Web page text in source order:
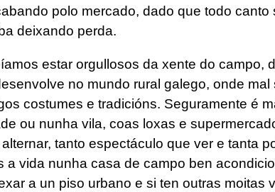
polo mercado, dado que todo
deixando perda.
estar orgullosos da xente do campo,
no mundo rural galego, onde
costumes e tradicións. Seguramente é
ou nunha vila, coas loxas e
tanto espectáculo que ver e tanta
a vida nunha casa de campo ben
a un piso urbano e si ten outras moitas